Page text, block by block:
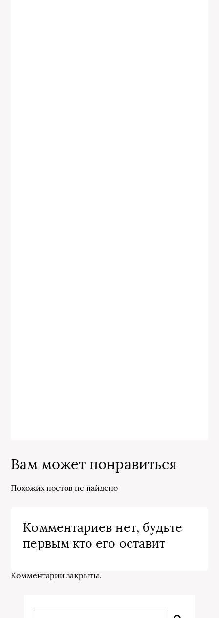
Вам может понравиться
Похожих постов не найдено
Комментариев нет, будьте
первым кто его оставит
Комментарии закрыты.